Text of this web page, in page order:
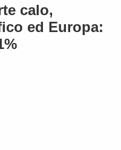
calo,
ed Europa: